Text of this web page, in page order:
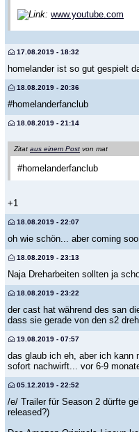
Link: www.youtube.com
17.08.2019 - 18:32
homelander ist so gut gespielt
18.08.2019 - 20:36
#homelanderfanclub
18.08.2019 - 21:14
Zitat aus einem Post von mat
#homelanderfanclub
+1
18.08.2019 - 22:07
oh wie schön... aber coming
18.08.2019 - 23:13
Naja Dreharbeiten sollten ja
18.08.2019 - 23:22
der cast hat während des san
dass sie gerade von den s2
19.08.2019 - 07:57
das glaub ich eh, aber ich kann
sofort nachwirft... vor 6-9
05.12.2019 - 22:52
/e/ Trailer für Season 2 dürfte
released?)